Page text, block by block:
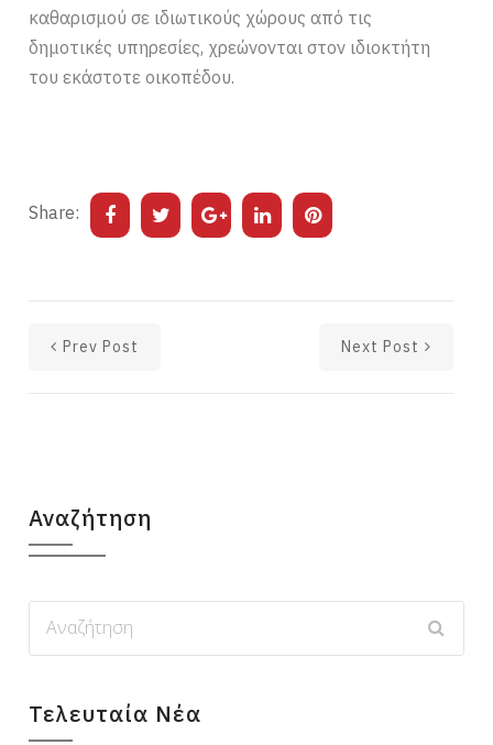
καθαρισμού σε ιδιωτικούς χώρους από τις
δημοτικές υπηρεσίες, χρεώνονται στον ιδιοκτήτη
του εκάστοτε οικοπέδου.
Share:
Prev Post Next Post
Αναζήτηση
Τελευταία Νέα